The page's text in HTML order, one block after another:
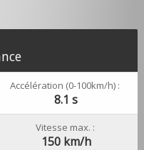
Accélération (0-100km/h) :
8.1 s
Vitesse max. :
150 km/h